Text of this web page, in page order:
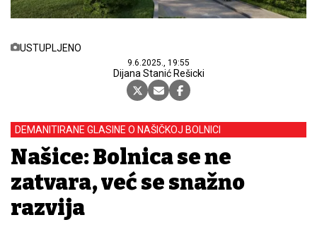
USTUPLJENO
9.6.2025., 19:55
Dijana Stanić Rešicki
DEMANITIRANE GLASINE O NAŠIČKOJ BOLNICI
Našice: Bolnica se ne
zatvara, već se snažno
razvija